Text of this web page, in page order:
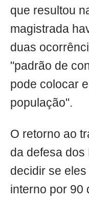
que resultou
magistrada
duas
"padrão de
pode colocar
população".
O retorno ao
da defesa dos
decidir se
interno por 90